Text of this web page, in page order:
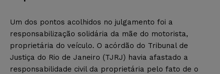
Um dos pontos acolhidos no julgamento foi a
responsabilização solidária da mãe do motorista,
proprietária do veículo. O acórdão do Tribunal de
Justiça do Rio de Janeiro (TJRJ) havia afastado a
responsabilidade civil da proprietária pelo fato de o